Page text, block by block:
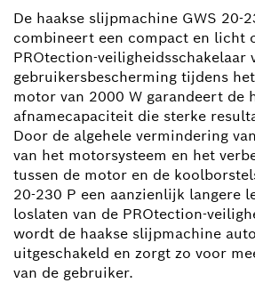
De haakse slijpmachine GWS 20-
combineert een compact en licht
PROtection-veiligheidsschakelaar
gebruikersbescherming tijdens
motor van 2000 W garandeert de
afnamecapaciteit die sterke
Door de algehele vermindering
van het motorsysteem en het
tussen de motor en de
20-230 P een aanzienlijk langere
loslaten van de PROtection-
wordt de haakse slijpmachine
uitgeschakeld en zorgt zo voor
van de gebruiker.